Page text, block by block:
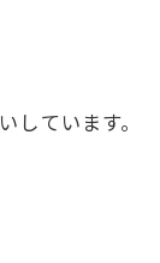
ています。